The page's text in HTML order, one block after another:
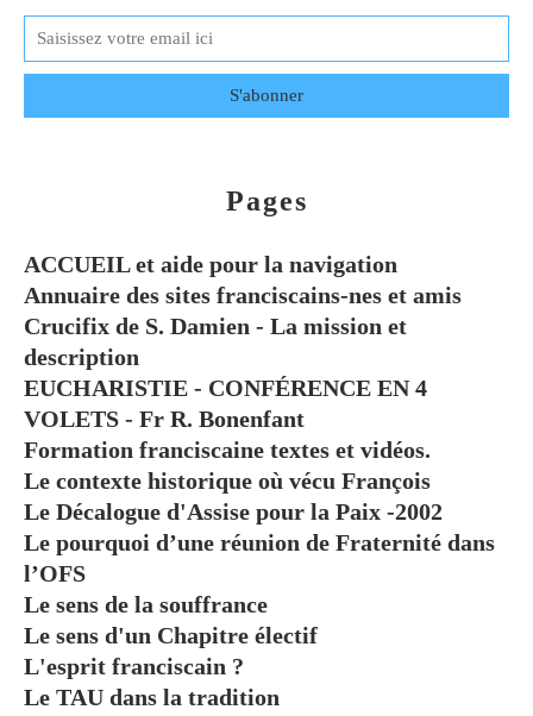
Pages
ACCUEIL et aide pour la navigation
Annuaire des sites franciscains-nes et amis
Crucifix de S. Damien - La mission et
description
EUCHARISTIE - CONFÉRENCE EN 4
VOLETS - Fr R. Bonenfant
Formation franciscaine textes et vidéos.
Le contexte historique où vécu François
Le Décalogue d'Assise pour la Paix -2002
Le pourquoi d’une réunion de Fraternité dans
l’OFS
Le sens de la souffrance
Le sens d'un Chapitre électif
L'esprit franciscain ?
Le TAU dans la tradition